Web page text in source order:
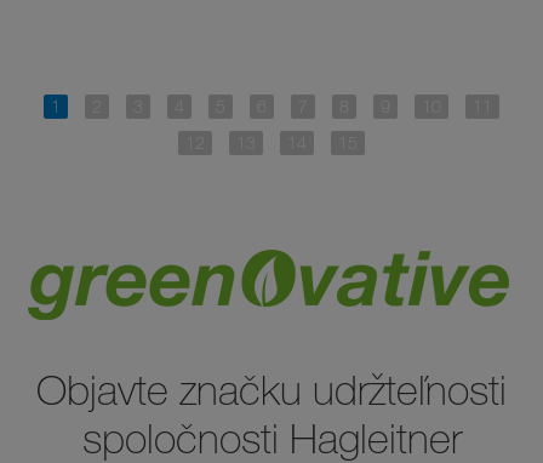
Objavte značku udržteľnosti
spoločnosti Hagleitner